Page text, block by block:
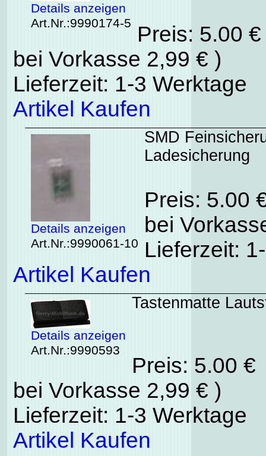
Details anzeigen
Art.Nr.:9990174-5 Preis: 5.00
bei Vorkasse 2,99 € )
Lieferzeit: 1-3 Werktage
Artikel Kaufen
Details anzeigen
Art.Nr.:9990061-10
SMD
Ladesicherung
Preis: 5.00
bei
Lieferzeit:
Artikel Kaufen
Details anzeigen
Art.Nr.:9990593
Tastenmatte
Preis: 5.00
bei Vorkasse 2,99 € )
Lieferzeit: 1-3 Werktage
Artikel Kaufen